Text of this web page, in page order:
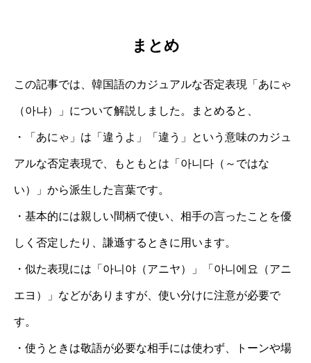
まとめ
この記事では、韓国語のカジュアルな否定表現「あにゃ
（아냐）」について解説しました。まとめると、
・「あにゃ」は「違うよ」「違う」という意味のカジュ
アルな否定表現で、もともとは「아니다（～ではな
い）」から派生した言葉です。
・基本的には親しい間柄で使い、相手の言ったことを優
しく否定したり、謙遜するときに用います。
・似た表現には「아니야（アニヤ）」「아니에요（アニ
エヨ）」などがありますが、使い分けに注意が必要で
す。
・使うときは敬語が必要な相手には使わず、トーンや場